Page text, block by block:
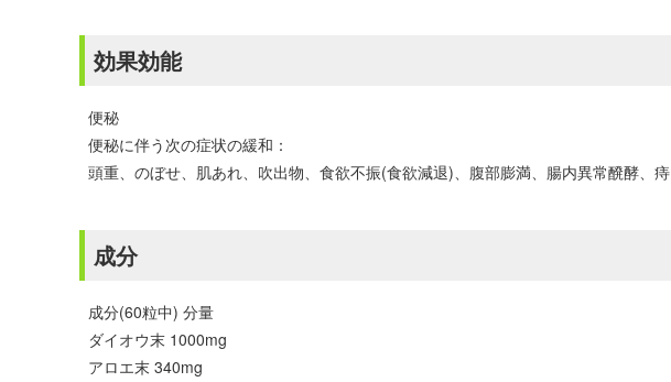
効果効能
便秘
便秘に伴う次の症状の緩和：
頭重、のぼせ、肌あれ、吹出物、食欲不振(食欲減退)、腹部膨満、腸内異常醗酵、痔
成分
成分(60粒中) 分量
ダイオウ末 1000mg
アロエ末 340mg